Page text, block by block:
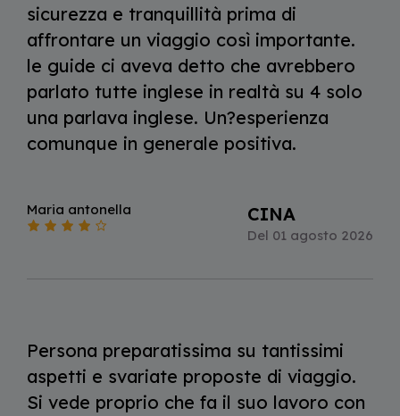
sicurezza e tranquillità prima di
affrontare un viaggio così importante.
le guide ci aveva detto che avrebbero
parlato tutte inglese in realtà su 4 solo
una parlava inglese. Un?esperienza
comunque in generale positiva.
Maria antonella CINA
Del 01 agosto 2026
Persona preparatissima su tantissimi
aspetti e svariate proposte di viaggio.
Si vede proprio che fa il suo lavoro con